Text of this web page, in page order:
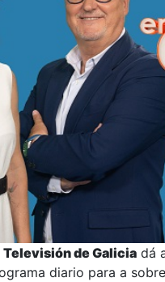
Televisión de Galicia dá
diario para a